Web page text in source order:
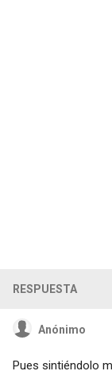
RESPUESTA
Anónimo
Pues sintiéndolo